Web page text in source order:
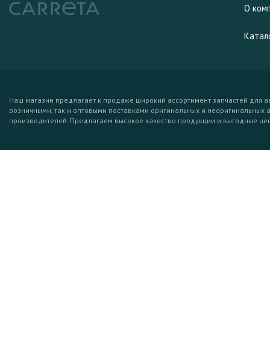
О
Наш магазин предлагает к продаже широкий ассортимент запчастей для
розничными, так и оптовыми поставками оригинальных и неоригинальных
производителей. Предлагаем высокое качество продукции и выгодные